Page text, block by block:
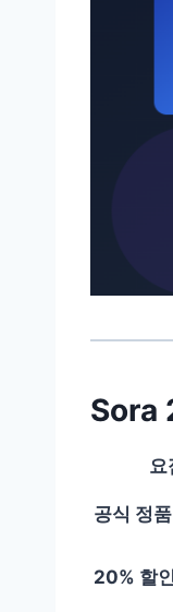
Sora
요
공식 정
20% 할